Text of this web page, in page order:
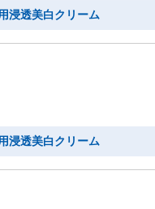
透美白クリーム
透美白クリーム